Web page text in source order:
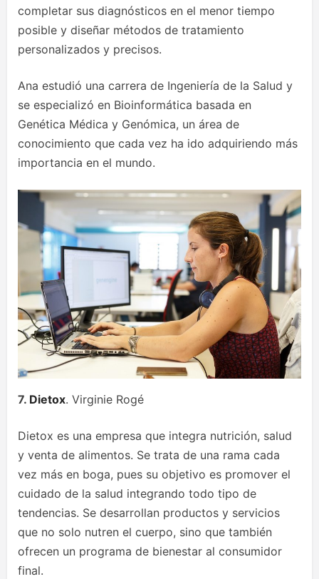
completar sus diagnósticos en el menor tiempo
posible y diseñar métodos de tratamiento
personalizados y precisos.
Ana estudió una carrera de Ingeniería de la Salud y
se especializó en Bioinformática basada en
Genética Médica y Genómica, un área de
conocimiento que cada vez ha ido adquiriendo más
importancia en el mundo.
7. Dietox. Virginie Rogé
Dietox es una empresa que integra nutrición, salud
y venta de alimentos. Se trata de una rama cada
vez más en boga, pues su objetivo es promover el
cuidado de la salud integrando todo tipo de
tendencias. Se desarrollan productos y servicios
que no solo nutren el cuerpo, sino que también
ofrecen un programa de bienestar al consumidor
final.